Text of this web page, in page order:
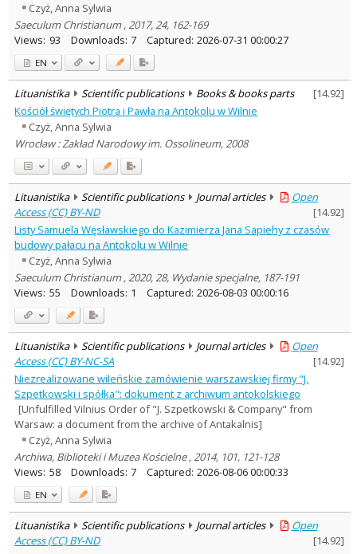
Czyż, Anna Sylwia
Saeculum Christianum , 2017, 24, 162-169
Views: 93 Downloads: 7 Captured: 2026-07-31 00:00:27
EN
Lituanistika Scientific publications Books & books parts [14.92]
Kościół świętych Piotra i Pawła na Antokolu w Wilnie
Czyż, Anna Sylwia
Wrocław : Zakład Narodowy im. Ossolineum, 2008
Lituanistika Scientific publications Journal articles
Open
Access (CC) BY-ND
[14.92]
Listy Samuela Węsławskiego do Kazimierza Jana Sapiehy z czasów
budowy pałacu na Antokolu w Wilnie
Czyż, Anna Sylwia
Saeculum Christianum , 2020, 28, Wydanie specjalne, 187-191
Views: 55 Downloads: 1 Captured: 2026-08-03 00:00:16
Lituanistika Scientific publications Journal articles
Open
Access (CC) BY-NC-SA
[14.92]
Niezrealizowane wileńskie zamówienie warszawskiej firmy "J.
Szpetkowski i spółka": dokument z archiwum antokolskiego
[Unfulfilled Vilnius Order of "J. Szpetkowski & Company" from
Warsaw: a document from the archive of Antakalnis]
Czyż, Anna Sylwia
Archiwa, Biblioteki i Muzea Kościelne , 2014, 101, 121-128
Views: 58 Downloads: 7 Captured: 2026-08-06 00:00:33
EN
Lituanistika Scientific publications Journal articles
Open
Access (CC) BY-ND
[14.92]